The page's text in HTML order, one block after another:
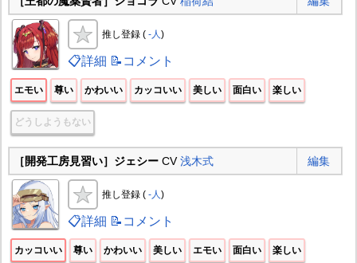
推し登録 ( -人)
📋詳細 📝コメント
エモい 尊い かわいい カッコいい 美しい 面白い 楽しい
どうしようもない
［開発工房見習い］ジェシーCV浅木式 編集
推し登録 ( -人)
📋詳細 📝コメント
カッコいい 尊い かわいい 美しい エモい 面白い 楽しい